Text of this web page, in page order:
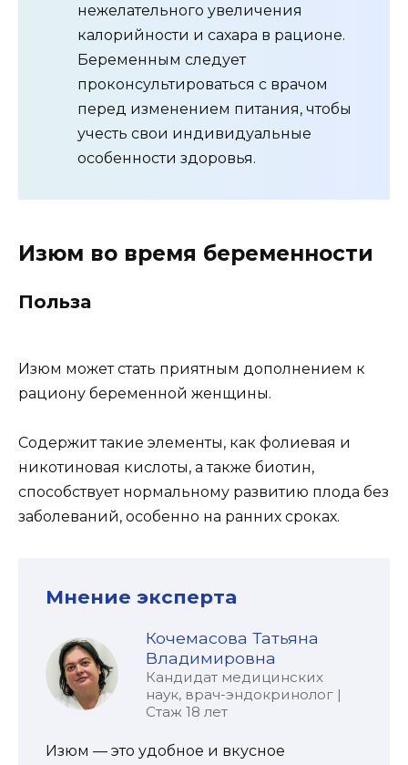
нежелательного увеличения
калорийности и сахара в рационе.
Беременным следует
проконсультироваться с врачом
перед изменением питания, чтобы
учесть свои индивидуальные
особенности здоровья.
Изюм во время беременности
Польза
Изюм может стать приятным дополнением к
рациону беременной женщины.
Содержит такие элементы, как фолиевая и
никотиновая кислоты, а также биотин,
способствует нормальному развитию плода без
заболеваний, особенно на ранних сроках.
Мнение эксперта
Кочемасова Татьяна
Владимировна
Кандидат медицинских
наук, врач-эндокринолог |
Стаж 18 лет
Изюм — это удобное и вкусное